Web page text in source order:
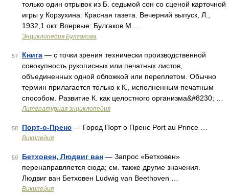
только один отрывок из Б. седьмой сон со сценой карточной
игры у Корзухина: Красная газета. Вечерний выпуск, Л.,
1932,1 окт. Впервые: Булгаков М …
Энциклопедия Булгакова
57 Книга — с точки зрения технически производственной
совокупность рукописных или печатных листов,
объединенных одной обложкой или переплетом. Обычно
термин прилагается только к К., исполненным печатным
способом. Развитие К. как целостного организма&#8230; …
Литературная энциклопедия
58 Порт-о-Пренс — Город Порт о Пренс Port au Prince …
Википедия
59 Бетховен, Людвиг ван — Запрос «Бетховен»
перенаправляется сюда; см. также другие значения.
Людвиг ван Бетховен Ludwig van Beethoven …
Википедия